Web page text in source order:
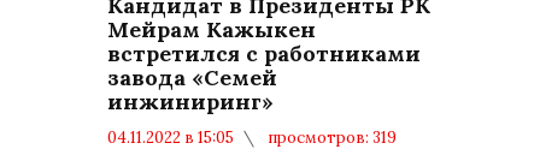
Мейрам Кажыкен
встретился с работниками
завода «Семей
инжиниринг»
04.11.2022 в 15:05
просмотров: 319